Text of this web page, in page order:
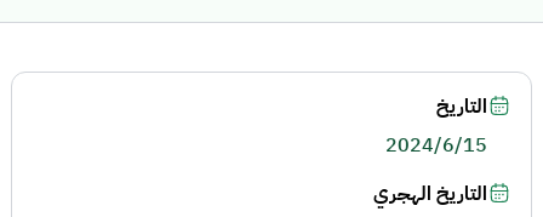
التاريخ
2024/6/15
التاريخ الهجري